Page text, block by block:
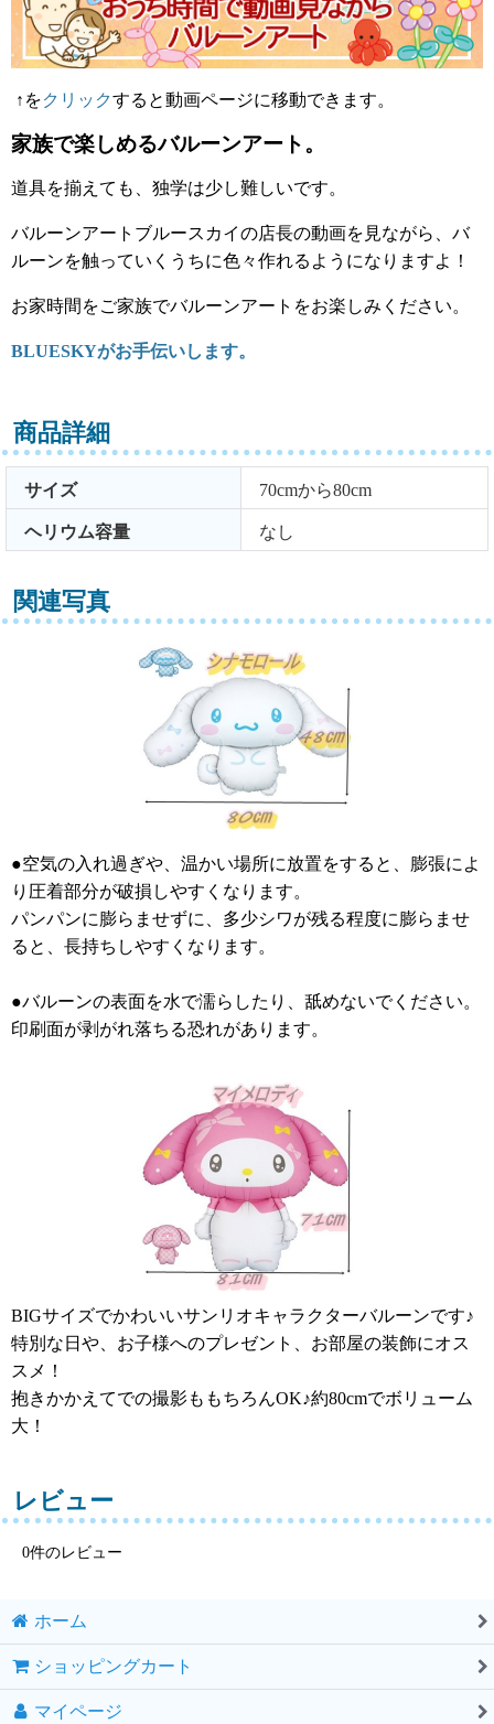
↑をクリックすると動画ページに移動できます。
家族で楽しめるバルーンアート。
道具を揃えても、独学は少し難しいです。
バルーンアートブルースカイの店長の動画を見ながら、バ
ルーンを触っていくうちに色々作れるようになりますよ！
お家時間をご家族でバルーンアートをお楽しみください。
BLUESKYがお手伝いします。
商品詳細
サイズ 70cmから80cm
ヘリウム容量 なし
関連写真
●空気の入れ過ぎや、温かい場所に放置をすると、膨張によ
り圧着部分が破損しやすくなります。
パンパンに膨らませずに、多少シワが残る程度に膨らませ
ると、長持ちしやすくなります。
●バルーンの表面を水で濡らしたり、舐めないでください。
印刷面が剥がれ落ちる恐れがあります。
BIGサイズでかわいいサンリオキャラクターバルーンです♪
特別な日や、お子様へのプレゼント、お部屋の装飾にオス
スメ！
抱きかかえてでの撮影ももちろんOK♪約80cmでボリューム
大！
レビュー
0件のレビュー
ホーム
ショッピングカート
マイページ